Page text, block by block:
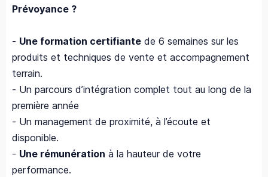
Prévoyance ?
- Une formation certifiante de 6 semaines sur les
produits et techniques de vente et accompagnement
terrain.
- Un parcours d’intégration complet tout au long de la
première année
- Un management de proximité, à l’écoute et
disponible.
- Une rémunération à la hauteur de votre
performance.